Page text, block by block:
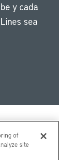
y cada
sea
of
site